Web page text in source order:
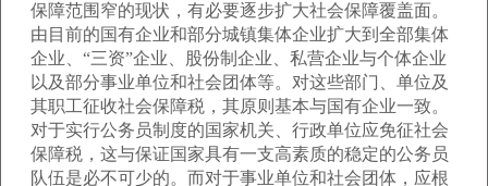
保障范围窄的现状，有必要逐步扩大社会保障覆盖面。
由目前的国有企业和部分城镇集体企业扩大到全部集体
企业、“三资”企业、股份制企业、私营企业与个体企业
以及部分事业单位和社会团体等。对这些部门、单位及
其职工征收社会保障税，其原则基本与国有企业一致。
对于实行公务员制度的国家机关、行政单位应免征社会
保障税，这与保证国家具有一支高素质的稳定的公务员
队伍是必不可少的。而对于事业单位和社会团体，应根